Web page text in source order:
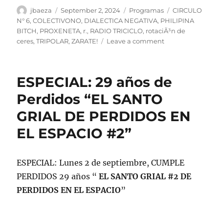
Author
jbaeza
Posted
on
September 2, 2024 Categories
Programas Tags
CIRCULO
N° 6,COLECTIVONO, DIALECTICA NEGATIVA, PHILIPINA
BITCH, PROXENETA, r., RADIO TRICICLO, rotaciÃ³n de
ceres,TRIPOLAR,ZARATE! Leave a commenton
2
de
2024,
ESPECIAL: 29 años de
Perdidos “EL SANTO
GRIAL DE PERDIDOS EN
EL ESPACIO #2”
ESPECIAL: Lunes 2 de septiembre, CUMPLE
PERDIDOS 29 años “EL SANTO GRIAL #2 DE
PERDIDOS EN EL ESPACIO”